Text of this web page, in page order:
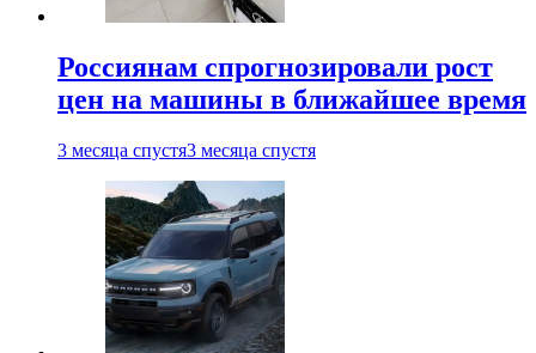
Россиянам спрогнозировали рост
цен на машины в ближайшее время
3 месяца спустя3 месяца спустя